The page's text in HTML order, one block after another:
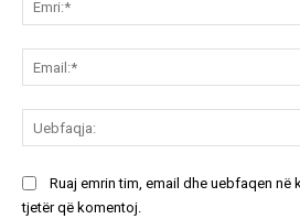
Ruaj emrin tim, email dhe uebfaqen në
tjetër që komentoj.